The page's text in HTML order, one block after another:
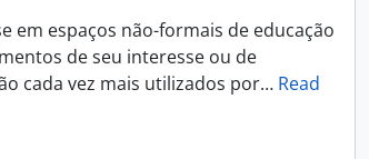
em espaços não-formais de educação
de seu interesse ou de
cada vez mais utilizados por… Read